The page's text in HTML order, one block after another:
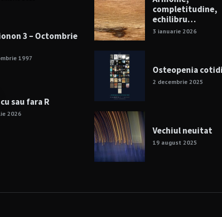
3 – Octombrie
1997
cu sau fara R
2026
completitudine,
echilibru…
3 ianuarie 2026
Osteopenia
2 decembrie 2025
Vechiul neuitat
19 august 2025